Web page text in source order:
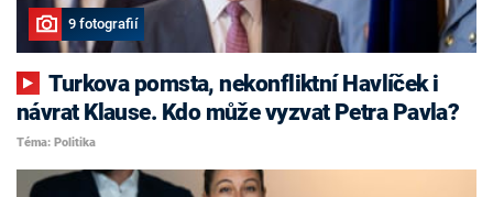
9 fotografií
Turkova pomsta, nekonfliktní Havlíček i
návrat Klause. Kdo může vyzvat Petra Pavla?
Téma: Politika